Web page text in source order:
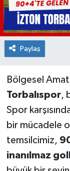
Paylaş
Bölgesel
Torbalıspor,
Spor
bir mücadele
temsilcimiz,
inanılmaz